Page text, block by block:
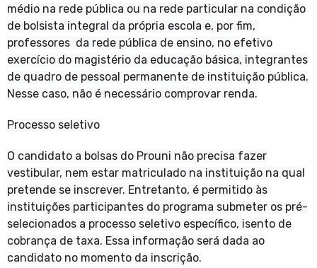
médio na rede pública ou na rede particular na condição
de bolsista integral da própria escola e, por fim,
professores da rede pública de ensino, no efetivo
exercício do magistério da educação básica, integrantes
de quadro de pessoal permanente de instituição pública.
Nesse caso, não é necessário comprovar renda.
Processo seletivo
O candidato a bolsas do Prouni não precisa fazer
vestibular, nem estar matriculado na instituição na qual
pretende se inscrever. Entretanto, é permitido às
instituições participantes do programa submeter os pré-
selecionados a processo seletivo específico, isento de
cobrança de taxa. Essa informação será dada ao
candidato no momento da inscrição.